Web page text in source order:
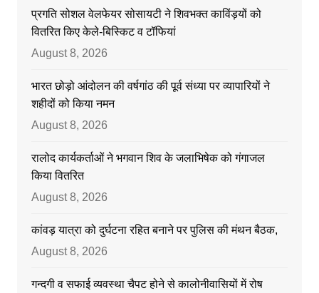
प्रगति सोशल वेलफेयर सोसायटी ने शिवभक्त काविंड़यों को
वितरित किए केले-बिस्किट व टॉफियां
August 8, 2026
भारत छोड़ो आंदोलन की वर्षगांठ की पूर्व संध्या पर व्यापारियों ने
शहीदों को किया नमन
August 8, 2026
रालोद कार्यकर्ताओं ने भगवान शिव के जलाभिषेक को गंगाजल
किया वितरित
August 8, 2026
कांवड़ यात्रा को दुर्घटना रहित बनाने पर पुलिस की मंथन बैठक,
August 8, 2026
गन्दगी व सफाई व्यवस्था चैपट होने से कालोनीवासियों में रोष